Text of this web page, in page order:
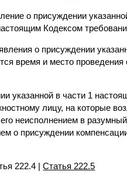
о присуждении
Кодексом
о присуждении
время и место проведения
указанной в части 1
лицу, на которые
неисполнением в
о присуждении
222.4 |Статья 222.5